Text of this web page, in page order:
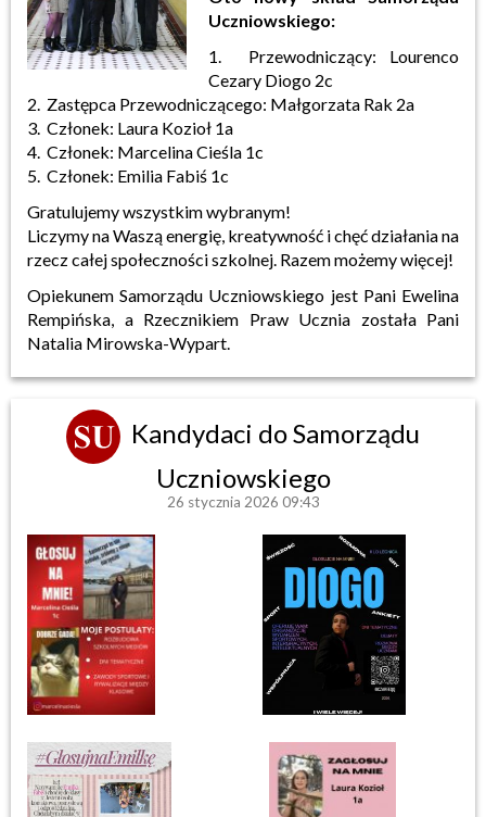
Uczniowskiego:
1. Przewodniczący: Lourenco
Cezary Diogo 2c
2. Zastępca Przewodniczącego: Małgorzata Rak 2a
3. Członek: Laura Kozioł 1a
4. Członek: Marcelina Cieśla 1c
5. Członek: Emilia Fabiś 1c
Gratulujemy wszystkim wybranym!
Liczymy na Waszą energię, kreatywność i chęć działania na
rzecz całej społeczności szkolnej. Razem możemy więcej!
Opiekunem Samorządu Uczniowskiego jest Pani Ewelina
Rempińska, a Rzecznikiem Praw Ucznia została Pani
Natalia Mirowska-Wypart.
Kandydaci do Samorządu
Uczniowskiego
26 stycznia 2026 09:43